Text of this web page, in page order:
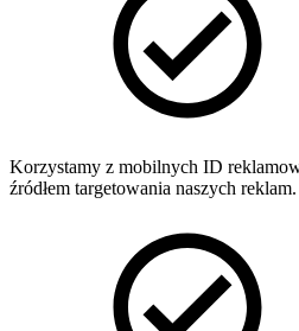
Korzystamy z mobilnych ID
źródłem targetowania naszych reklam.